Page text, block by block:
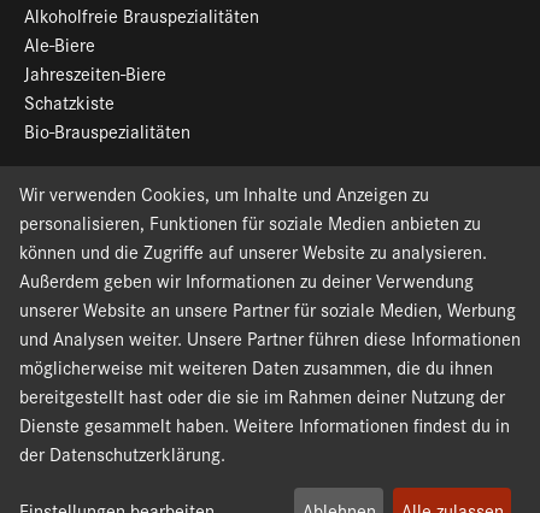
Alkoholfreie Brauspezialitäten
Ale-Biere
Jahreszeiten-Biere
Schatzkiste
Bio-Brauspezialitäten
Newsletter-Anmeldung
Widerrufsformular
Kontaktiere uns
Copyright © 2026 Störtebeker Braumanufaktur GmbH. Alle
Wir verwenden Cookies, um Inhalte und Anzeigen zu
personalisieren, Funktionen für soziale Medien anbieten zu
können und die Zugriffe auf unserer Website zu analysieren.
Außerdem geben wir Informationen zu deiner Verwendung
unserer Website an unsere Partner für soziale Medien, Werbung
und Analysen weiter. Unsere Partner führen diese Informationen
möglicherweise mit weiteren Daten zusammen, die du ihnen
bereitgestellt hast oder die sie im Rahmen deiner Nutzung der
Dienste gesammelt haben. Weitere Informationen findest du in
der Datenschutzerklärung.